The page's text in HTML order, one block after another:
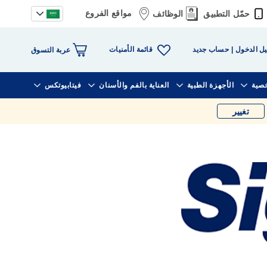
حمّل التطبيق الوظائف مواقع الفروع
الدخول حساب جديد قائمة الأمنيات عربة التسوق
الأجهزة الطبية العناية بالفم والأسنان فيتابيوتكس
تغيير